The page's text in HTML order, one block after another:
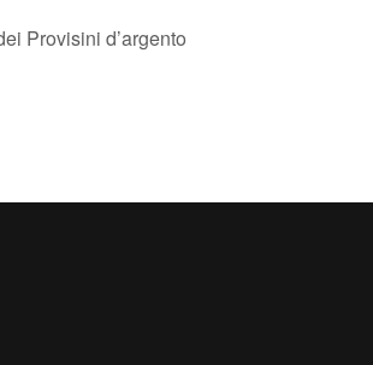
Provisini d’argento